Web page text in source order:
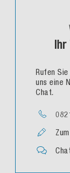
Ihr
Rufen
uns eine
Chat.